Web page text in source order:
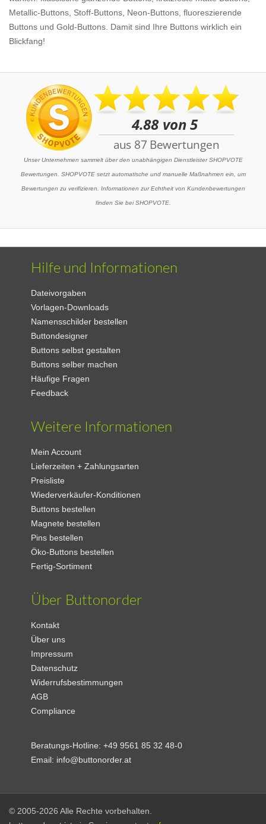
Metallic-Buttons, Stoff-Buttons, Neon-Buttons, fluoreszierende
Buttons und Gold-Buttons. Damit sind Ihre Buttons wirklich ein
Blickfang!
Unser Unternehmen sammelt über den unabhängigen Dienstleister SHOPVOTE
Bewertungen. SHOPVOTE setzt automatische und manuelle Maßnahmen ein, um
Bewertungen zu verifizieren. Informationen zur Echtheit von Kundenbewertungen
finden Sie bei SHOPVOTE.
Hilfe und Informationen
Dateivorgaben
Vorlagen-Downloads
Namensschilder bestellen
Buttondesigner
Buttons selbst gestalten
Buttons selber machen
Häufige Fragen
Feedback
Weitere Informationen
Mein Account
Lieferzeiten + Zahlungsarten
Preisliste
Wiederverkäufer-Konditionen
Buttons bestellen
Magnete bestellen
Pins bestellen
Öko-Buttons bestellen
Fertig-Sortiment
Über Buttonorder
Kontakt
Über uns
Impressum
Datenschutz
Widerrufsbestimmungen
AGB
Compliance
Beratungs-Hotline:+49 9561 85 32 48-0
Email: info@buttonorder.at
© 2005-2026 Alle Rechte vorbehalten.